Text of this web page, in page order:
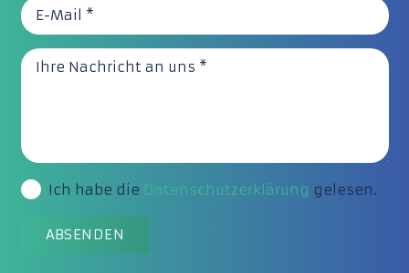
E-Mail *
Ihre Nachricht an uns *
Ich habe die Datenschutzerklärung gelesen.
ABSENDEN